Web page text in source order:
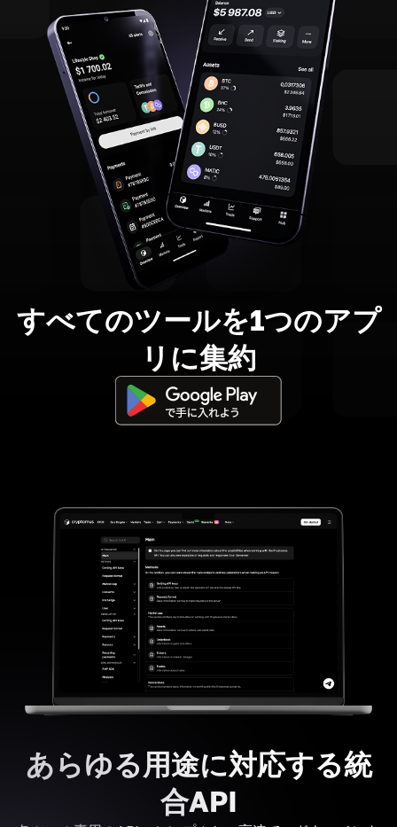
すべてのツールを1つのアプ
リに集約
あらゆる用途に対応する統
合API